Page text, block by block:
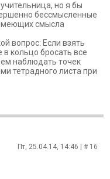
но я бы
бессмысленные
смысла
вопрос: Если взять
в кольцо бросать все
наблюдать точек
тетрадного листа при
Пт, 25.04.14, 14:46 | # 16